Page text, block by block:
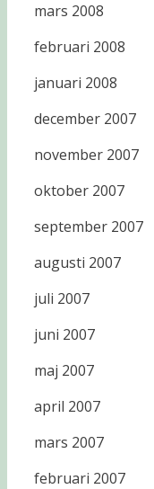
mars 2008
februari 2008
januari 2008
december 2007
november 2007
oktober 2007
september 2007
augusti 2007
juli 2007
juni 2007
maj 2007
april 2007
mars 2007
februari 2007